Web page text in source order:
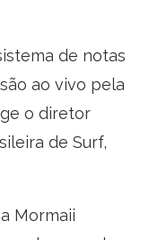
de notas
ao vivo pela
o diretor
de Surf,
Mormaii